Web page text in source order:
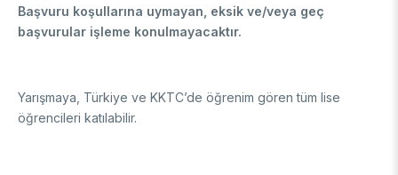
Enerji Teknolojileri
İklim ve Yaşam Bilimleri
BİLGEM
Ulusal Elektronik ve Kriptoloji Araştırma Enstitüsü (UEKAE)
Yapay Zekâ Enstitüsü (YZE)
Raylı Ulaşım Teknolojileri Enstitüsü (RUTE)
Savunma Sanayii Araştırma ve Geliştirme Enstitüsü (SAGE)
AR-GE Kolaylık Birimleri
Başvuru koşullarına uymayan, eksik ve/veya geç
başvurular işleme konulmayacaktır.
Yarışmaya, Türkiye ve KKTC’de öğrenim gören tüm lise
öğrencileri katılabilir.